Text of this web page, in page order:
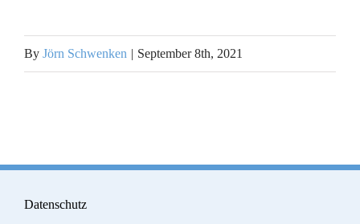
By Jörn Schwenken | September 8th, 2021
Datenschutz